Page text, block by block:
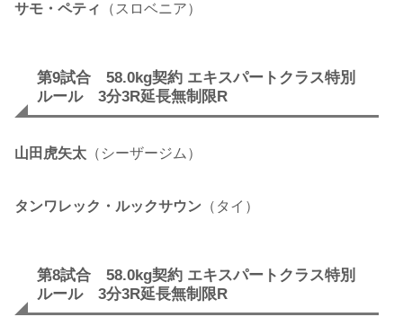
サモ・ペティ （スロベニア）
第9試合 58.0kg契約 エキスパートクラス特別
ルール 3分3R延長無制限R
山田虎矢太 （シーザージム）
タンワレック・ルックサウン （タイ）
第8試合 58.0kg契約 エキスパートクラス特別
ルール 3分3R延長無制限R